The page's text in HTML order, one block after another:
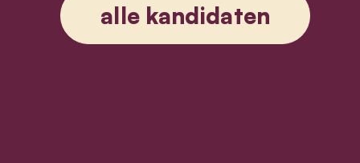
alle kandidaten